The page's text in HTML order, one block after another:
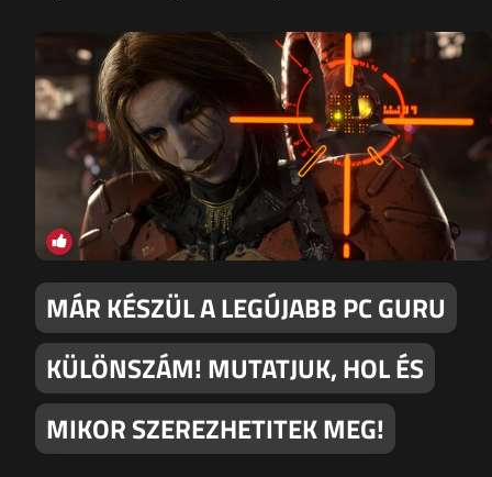
MÁR KÉSZÜL A LEGÚJABB PC GURU
KÜLÖNSZÁM! MUTATJUK, HOL ÉS
MIKOR SZEREZHETITEK MEG!